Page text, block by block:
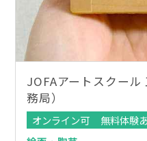
JOFAアートスクー
務局）
オンライン可
無料体験